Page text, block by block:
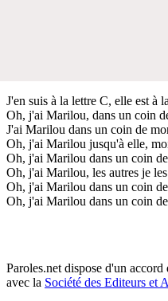
J'en suis à la lettre C, elle est à
Oh, j'ai Marilou, dans un coin
J'ai Marilou dans un coin de
Oh, j'ai Marilou jusqu'à elle,
Oh, j'ai Marilou dans un coin
Oh, j'ai Marilou, les autres je
Oh, j'ai Marilou dans un coin
Oh, j'ai Marilou dans un coin
Paroles.net dispose d'un
avec la Société des Editeurs et